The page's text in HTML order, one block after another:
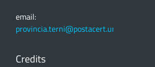
email:
provincia.terni@postacert.umbria.it
Credits